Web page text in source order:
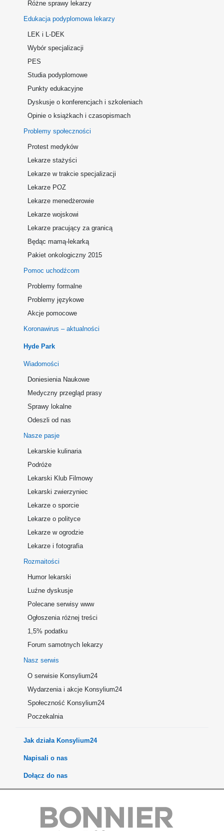
Różne sprawy lekarzy
Edukacja podyplomowa lekarzy
LEK i L-DEK
Wybór specjalizacji
PES
Studia podyplomowe
Punkty edukacyjne
Dyskusje o konferencjach i szkoleniach
Opinie o książkach i czasopismach
Problemy społeczności
Protest medyków
Lekarze stażyści
Lekarze w trakcie specjalizacji
Lekarze POZ
Lekarze menedżerowie
Lekarze wojskowi
Lekarze pracujący za granicą
Będąc mamą-lekarką
Pakiet onkologiczny 2015
Pomoc uchodźcom
Problemy formalne
Problemy językowe
Akcje pomocowe
Koronawirus – aktualności
Hyde Park
Wiadomości
Doniesienia Naukowe
Medyczny przegląd prasy
Sprawy lokalne
Odeszli od nas
Nasze pasje
Lekarskie kulinaria
Podróże
Lekarski Klub Filmowy
Lekarski zwierzyniec
Lekarze o sporcie
Lekarze o polityce
Lekarze w ogrodzie
Lekarze i fotografia
Rozmaitości
Humor lekarski
Luźne dyskusje
Polecane serwisy www
Ogłoszenia różnej treści
1,5% podatku
Forum samotnych lekarzy
Nasz serwis
O serwisie Konsylium24
Wydarzenia i akcje Konsylium24
Społeczność Konsylium24
Poczekalnia
Jak działa Konsylium24
Napisali o nas
Dołącz do nas